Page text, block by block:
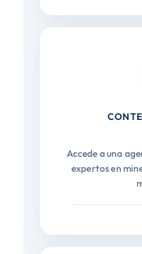
Accede a una
expertos en